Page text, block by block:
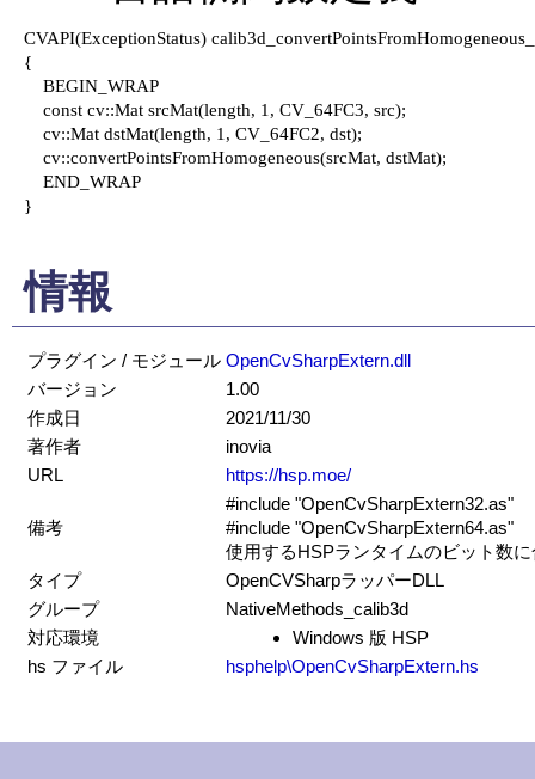
CVAPI(ExceptionStatus)
{
    BEGIN_WRAP
    const cv::Mat srcMat(length, 1, CV_64FC3, src);
    cv::Mat dstMat(length, 1, CV_64FC2, dst);
    cv::convertPointsFromHomogeneous(srcMat, dstMat);
    END_WRAP
}
情報
プラグイン / モジュール OpenCvSharpExtern.dll
バージョン
1.00
作成日
2021/11/30
著作者
inovia
URL
https://hsp.moe/
備考
#include "OpenCvSharpExtern32.as"
#include "OpenCvSharpExtern64.as"
使用するHSPランタイムのビット数
タイプ
OpenCVSharpラッパーDLL
グループ
NativeMethods_calib3d
対応環境
Windows 版 HSP
hs ファイル
hsphelp\OpenCvSharpExtern.hs